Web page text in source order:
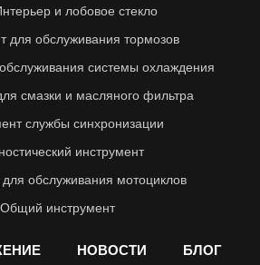
и лобовое стекло
для обслуживания тормозов
системы охлаждения
смазки и масляного фильтра
службы синхронизации
инструмент
обслуживания мотоциклов
Общий инструмент
НОВОСТИ БЛОГ